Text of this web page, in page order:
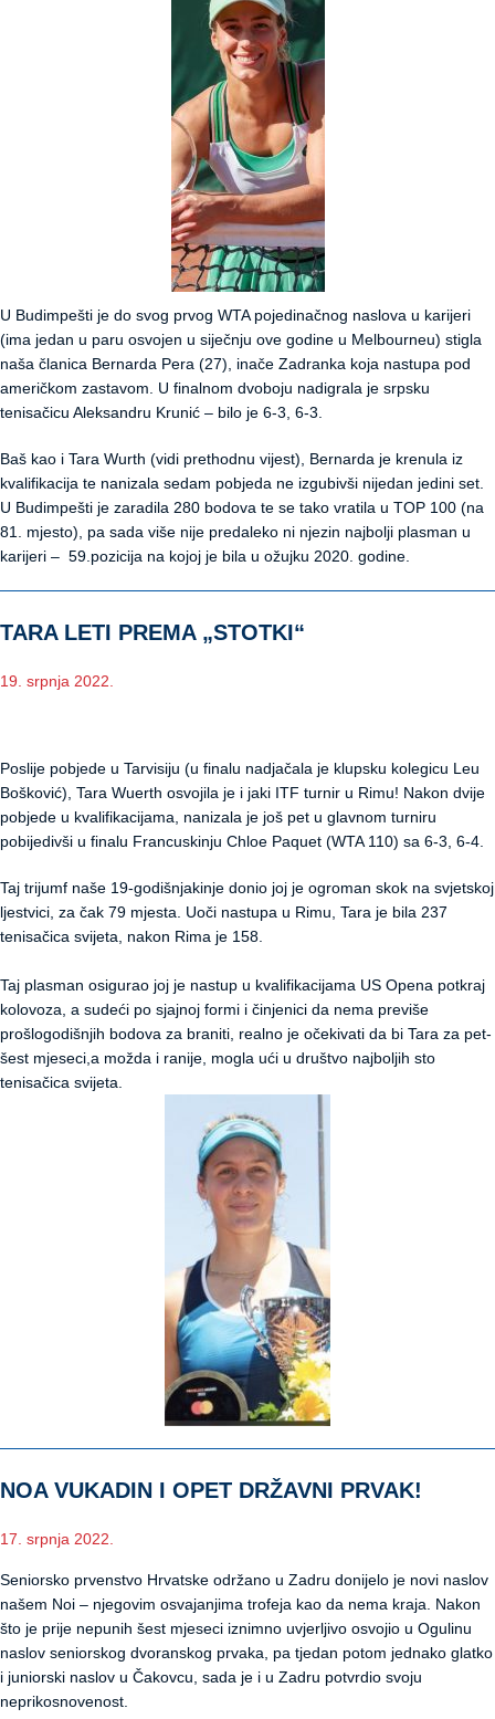
U Budimpešti je do svog prvog WTA pojedinačnog naslova u karijeri
(ima jedan u paru osvojen u siječnju ove godine u Melbourneu) stigla
naša članica Bernarda Pera (27), inače Zadranka koja nastupa pod
američkom zastavom. U finalnom dvoboju nadigrala je srpsku
tenisačicu Aleksandru Krunić – bilo je 6-3, 6-3.
Baš kao i Tara Wurth (vidi prethodnu vijest), Bernarda je krenula iz
kvalifikacija te nanizala sedam pobjeda ne izgubivši nijedan jedini set.
U Budimpešti je zaradila 280 bodova te se tako vratila u TOP 100 (na
81. mjesto), pa sada više nije predaleko ni njezin najbolji plasman u
karijeri – 59.pozicija na kojoj je bila u ožujku 2020. godine.
TARA LETI PREMA „STOTKI“
19. srpnja 2022.
Poslije pobjede u Tarvisiju (u finalu nadjačala je klupsku kolegicu Leu
Bošković), Tara Wuerth osvojila je i jaki ITF turnir u Rimu! Nakon dvije
pobjede u kvalifikacijama, nanizala je još pet u glavnom turniru
pobijedivši u finalu Francuskinju Chloe Paquet (WTA 110) sa 6-3, 6-4.
Taj trijumf naše 19-godišnjakinje donio joj je ogroman skok na svjetskoj
ljestvici, za čak 79 mjesta. Uoči nastupa u Rimu, Tara je bila 237
tenisačica svijeta, nakon Rima je 158.
Taj plasman osigurao joj je nastup u kvalifikacijama US Opena potkraj
kolovoza, a sudeći po sjajnoj formi i činjenici da nema previše
prošlogodišnjih bodova za braniti, realno je očekivati da bi Tara za pet-
šest mjeseci,a možda i ranije, mogla ući u društvo najboljih sto
tenisačica svijeta.
NOA VUKADIN I OPET DRŽAVNI PRVAK!
17. srpnja 2022.
Seniorsko prvenstvo Hrvatske održano u Zadru donijelo je novi naslov
našem Noi – njegovim osvajanjima trofeja kao da nema kraja. Nakon
što je prije nepunih šest mjeseci iznimno uvjerljivo osvojio u Ogulinu
naslov seniorskog dvoranskog prvaka, pa tjedan potom jednako glatko
i juniorski naslov u Čakovcu, sada je i u Zadru potvrdio svoju
neprikosnovenost.